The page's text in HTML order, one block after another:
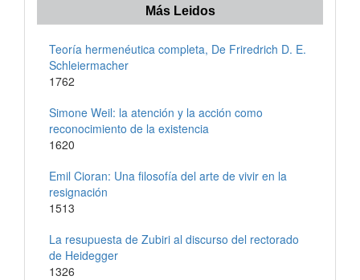
Más Leidos
Teoría hermenéutica completa, De Friredrich D. E.
Schleiermacher
1762
Simone Weil: la atención y la acción como
reconocimiento de la existencia
1620
Emil Cioran: Una filosofía del arte de vivir en la
resignación
1513
La resupuesta de Zubiri al discurso del rectorado
de Heidegger
1326